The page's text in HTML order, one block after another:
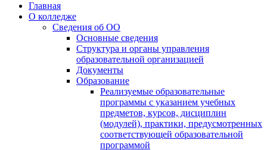
Главная
О колледже
Сведения об ОО
Основные сведения
Структура и органы управления
образовательной организацией
Документы
Образование
Реализуемые образовательные
программы с указанием учебных
предметов, курсов, дисциплин
(модулей), практики, предусмотренных
соответствующей образовательной
программой